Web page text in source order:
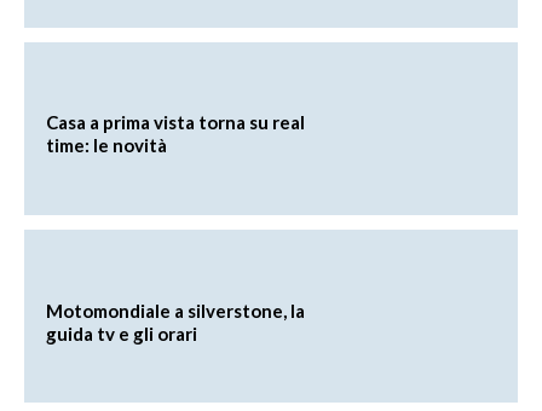
Casa a prima vista torna su real
time: le novità
Motomondiale a silverstone, la
guida tv e gli orari